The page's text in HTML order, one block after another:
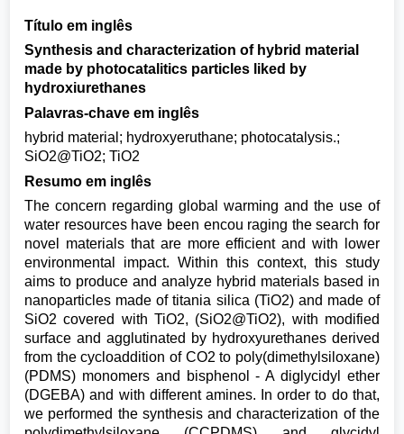
Título em inglês
Synthesis and characterization of hybrid material
made by photocatalitics particles liked by
hydroxiurethanes
Palavras-chave em inglês
hybrid material; hydroxyeruthane; photocatalysis.;
SiO2@TiO2; TiO2
Resumo em inglês
The concern regarding global warming and the use of
water resources have been encou raging the search for
novel materials that are more efficient and with lower
environmental impact. Within this context, this study
aims to produce and analyze hybrid materials based in
nanoparticles made of titania silica (TiO2) and made of
SiO2 covered with TiO2, (SiO2@TiO2), with modified
surface and agglutinated by hydroxyurethanes derived
from the cycloaddition of CO2 to poly(dimethylsiloxane)
(PDMS) monomers and bisphenol - A diglycidyl ether
(DGEBA) and with different amines. In order to do that,
we performed the synthesis and characterization of the